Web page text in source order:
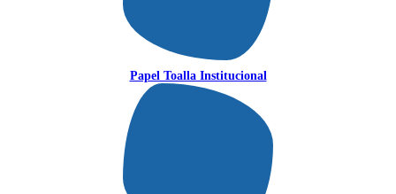
Papel Toalla Institucional